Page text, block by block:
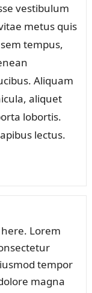
vestibulum
metus quis
tempus,
Aliquam
aliquet
lobortis.
lectus.
Lorem
tempor
magna